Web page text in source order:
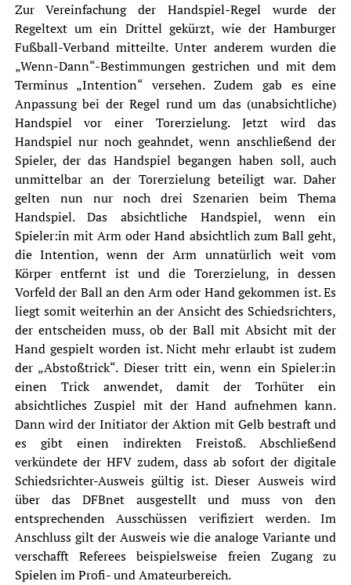
Zur Vereinfachung der Handspiel-Regel wurde der
Regeltext um ein Drittel gekürzt, wie derHamburger
Fußball-Verband mitteilte. Unter anderem wurden die
„Wenn-Dann“-Bestimmungen gestrichen und mit dem
Terminus „Intention“ versehen. Zudem gab es eine
Anpassung bei der Regel rund um das (unabsichtliche)
Handspiel vor einer Torerzielung. Jetzt wird das
Handspiel nur noch geahndet, wenn anschließend der
Spieler, der das Handspiel begangen haben soll, auch
unmittelbar an der Torerzielung beteiligt war. Daher
gelten nun nur noch drei Szenarien beim Thema
Handspiel. Das absichtliche Handspiel, wenn ein
Spieler:in mit Arm oder Hand absichtlich zum Ball geht,
die Intention, wenn der Arm unnatürlich weit vom
Körper entfernt ist und die Torerzielung, in dessen
Vorfeld der Ball an den Arm oder Hand gekommen ist. Es
liegt somit weiterhin an der Ansicht des Schiedsrichters,
der entscheiden muss, ob der Ball mit Absicht mit der
Hand gespielt worden ist. Nicht mehr erlaubt ist zudem
der „Abstoßtrick“. Dieser tritt ein, wenn ein Spieler:in
einen Trick anwendet, damit der Torhüter ein
absichtliches Zuspiel mit der Hand aufnehmen kann.
Dann wird der Initiator der Aktion mit Gelb bestraft und
es gibt einen indirekten Freistoß. Abschließend
verkündete der HFV zudem, dass ab sofort der digitale
Schiedsrichter-Ausweis gültig ist. Dieser Ausweis wird
über das DFBnet ausgestellt und muss von den
entsprechenden Ausschüssen verifiziert werden. Im
Anschluss gilt der Ausweis wie die analoge Variante und
verschafft Referees beispielsweise freien Zugang zu
Spielen im Profi- und Amateurbereich.